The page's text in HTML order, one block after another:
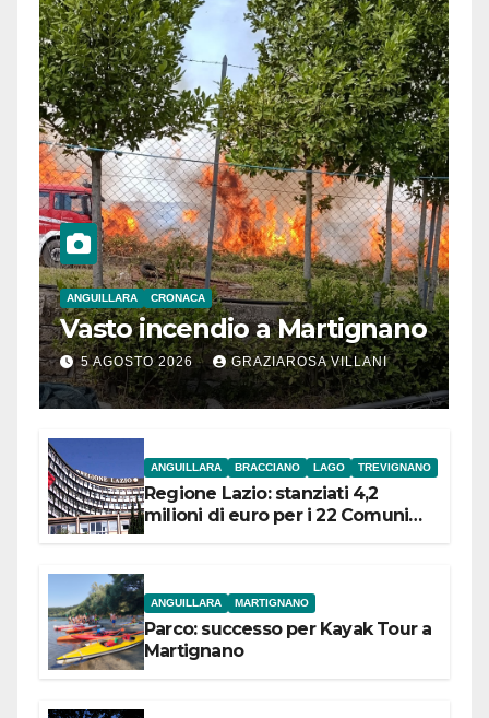
ANGUILLARA CRONACA
Vasto incendio a Martignano
5 AGOSTO 2026 GRAZIAROSA VILLANI
ANGUILLARA BRACCIANO LAGO TREVIGNANO
Regione Lazio: stanziati 4,2
milioni di euro per i 22 Comuni
ANGUILLARA MARTIGNANO
Parco: successo per Kayak Tour a
Martignano